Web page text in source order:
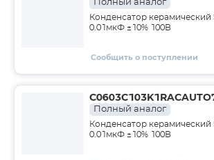
Полный аналог
Конденсатор керамический
0.01мкФ ±10% 100В
Сообщить о поступлении
Полный аналог
Конденсатор керамический
0.01мкФ ±10% 100В